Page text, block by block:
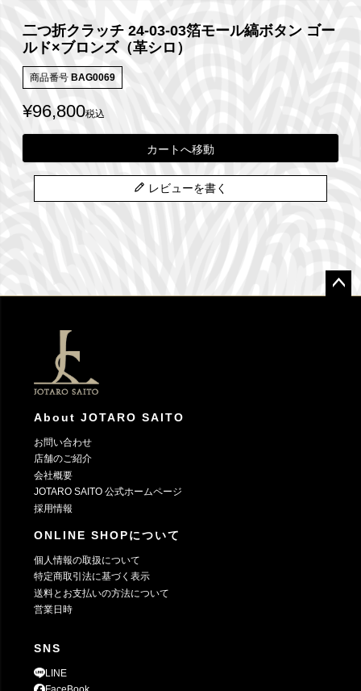
二つ折クラッチ 24-03-03箔モール縞ボタン ゴー
ルド×ブロンズ（革シロ）
商品番号 BAG0069
¥96,800税込
カートへ移動
レビューを書く
About JOTARO SAITO
お問い合わせ
店舗のご紹介
会社概要
JOTARO SAITO 公式ホームページ
採用情報
ONLINE SHOPについて
個人情報の取扱について
特定商取引法に基づく表示
送料とお支払いの方法について
営業日時
SNS
LINE